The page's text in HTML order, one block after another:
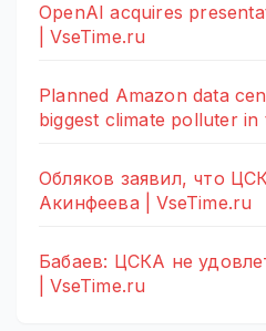
OpenAI acquires
| VseTime.ru
Planned Amazon data
biggest climate polluter in
Обляков заявил, что
Акинфеева | VseTime.ru
Бабаев: ЦСКА не
| VseTime.ru